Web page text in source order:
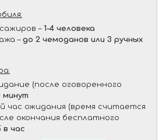
– 1-4 человека
– до 2 чемоданов или 3 ручных
(после оговоренного
минут
час ожидания (время считается
окончания бесплатного
в час